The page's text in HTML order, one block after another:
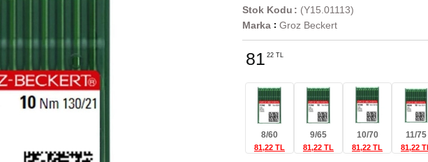
(Y15.01113)
Stok Kodu
Marka : Groz Beckert
81 22 TL
8/60
81,22 TL
9/65
81,22 TL
10/70
81,22 TL
11/75
81,22